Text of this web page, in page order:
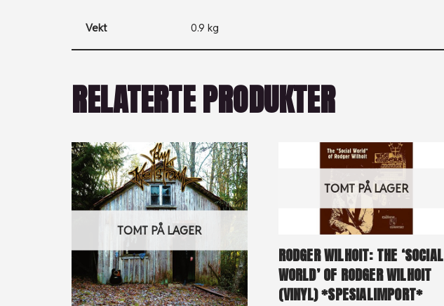
Vekt 0.9 kg
RELATERTE PRODUKTER
TOMT PÅ LAGER
TOMT PÅ LAGER
RODGER WILHOIT: THE ‘SOCIAL
WORLD’ OF RODGER WILHOIT
(VINYL) *SPESIALIMPORT*